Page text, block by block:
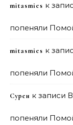
mitasmies к
попеняли
mitasmies к
попеняли
Сурен к записи
попеняли